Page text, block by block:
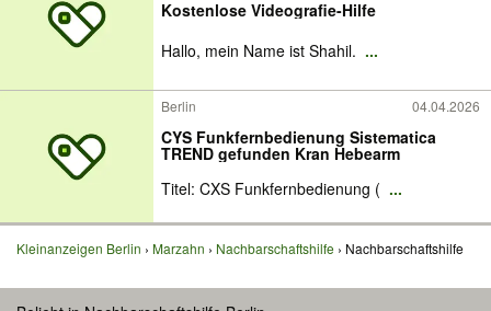
Kostenlose Videografie-Hilfe
Hallo, mein Name ist Shahil. ...
Berlin 04.04.2026
CYS Funkfernbedienung Sistematica
TREND gefunden Kran Hebearm
Titel: CXS Funkfernbedienung ( ...
Kleinanzeigen Berlin Marzahn Nachbarschaftshilfe Nachbarschaftshilfe